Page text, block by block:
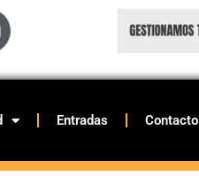
Entradas Contacto